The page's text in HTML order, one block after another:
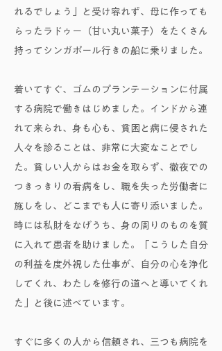
れるでしょう」と受け容れず、母に作っても
らったラドゥー（甘い丸い菓子）をたくさん
持ってシンガポール行きの船に乗りました。
着いてすぐ、ゴムのプランテーションに付属
する病院で働きはじめました。インドから連
れて来られ、身も心も、貧困と病に侵された
人々を診ることは、非常に大変なことでし
た。貧しい人からはお金を取らず、徹夜での
つきっきりの看病をし、職を失った労働者に
施しをし、どこまでも人に寄り添いました。
時には私財をなげうち、身の周りのものを質
に入れて患者を助けました。「こうした自分
の利益を度外視した仕事が、自分の心を浄化
してくれ、わたしを修行の道へと導いてくれ
た」と後に述べています。
すぐに多くの人から信頼され、三つも病院を